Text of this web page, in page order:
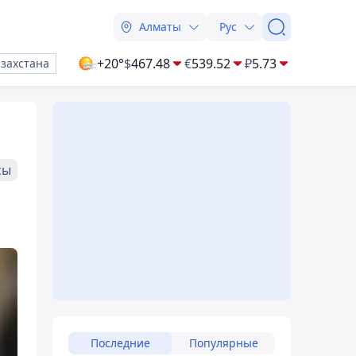
Алматы Рус
+20°$467.48 €539.52 ₽5.73
Последние Популярные